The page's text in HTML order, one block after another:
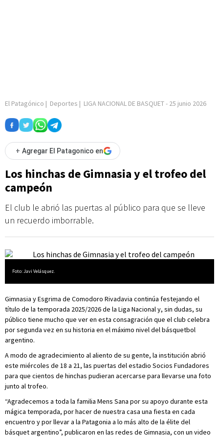
El Patagónico | Deportes | LIGA NACIONAL DE BASQUET- 25 junio 2026
+ Agregar El Patagonico en
Los hinchas de Gimnasia y el trofeo del
campeón
El club le abrió las puertas al público para que se lleve
un recuerdo imborrable.
Foto: Javi Velásquez.
Gimnasia y Esgrima de Comodoro Rivadavia continúa festejando el
título de la temporada 2025/2026 de la Liga Nacional y, sin dudas, su
público tiene mucho que ver en esta consagración que el club celebra
por segunda vez en su historia en el máximo nivel del básquetbol
argentino.
A modo de agradecimiento al aliento de su gente, la institución abrió
este miércoles de 18 a 21, las puertas del estadio Socios Fundadores
para que cientos de hinchas pudieran acercarse para llevarse una foto
junto al trofeo.
“Agradecemos a toda la familia Mens Sana por su apoyo durante esta
mágica temporada, por hacer de nuestra casa una fiesta en cada
encuentro y por llevar a la Patagonia a lo más alto de la élite del
básquet argentino”, publicaron en las redes de Gimnasia, con un video